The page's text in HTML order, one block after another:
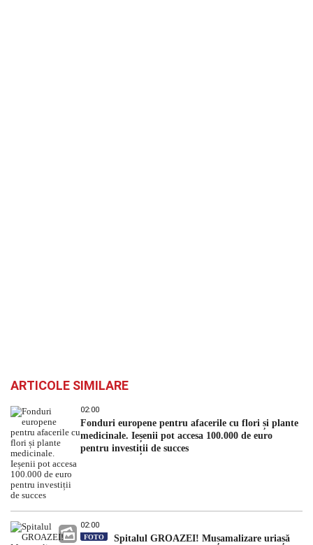
ARTICOLE SIMILARE
02:00
Fonduri europene pentru afacerile cu flori și plante
medicinale. Ieșenii pot accesa 100.000 de euro
pentru investiții de succes
02:00
FOTO
Spitalul GROAZEI! Mușamalizare uriașă